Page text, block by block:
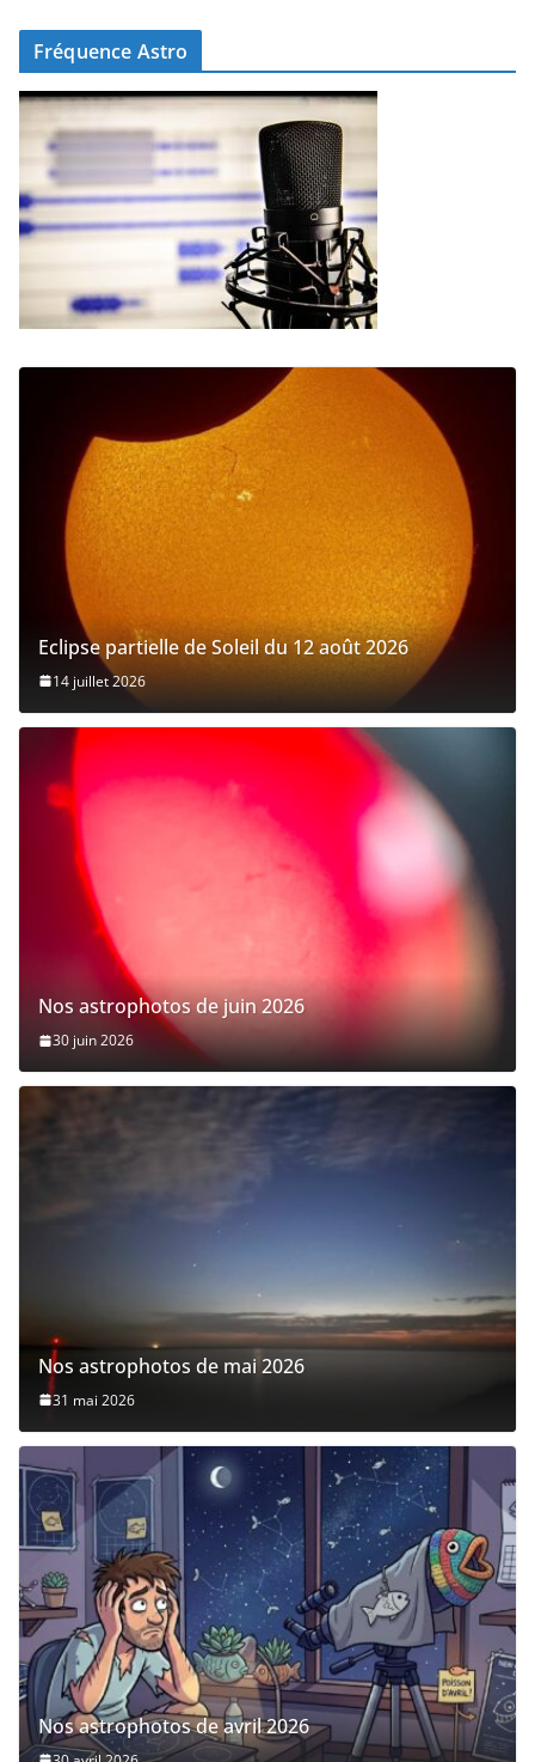
Fréquence Astro
Eclipse partielle de Soleil du 12 août 2026
14 juillet 2026
Nos astrophotos de juin 2026
30 juin 2026
Nos astrophotos de mai 2026
31 mai 2026
Nos astrophotos de avril 2026